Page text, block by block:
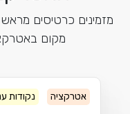
מזמינים כרטיסים
מקום
אטרקציה נקודות